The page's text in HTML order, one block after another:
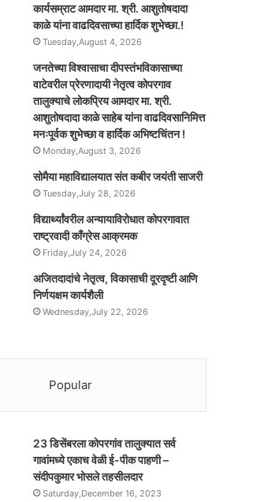
कार्यसम्राट आमदार मा. श्री. आशुतोषदादा
काळे यांना वाढदिवसाच्या हार्दिक शुभेच्छा.!
Tuesday,August 4, 2026
जनतेच्या विश्वासाचा दीपस्तंभविकासाच्या
वाटेवरील प्रेरणादायी नेतृत्व कोपरगाव
तालुक्याचे लोकप्रिय आमदार मा. श्री.
आशुतोषदादा काळे साहेब यांना वाढदिवसानिमित्त
मनःपूर्वक शुभेच्छा व हार्दिक अभिष्टचिंतन !
Monday,August 3, 2026
सोमैया महाविद्यालयात संत कबीर जयंती साजरी
Tuesday,July 28, 2026
विद्यार्थ्यांवरील अन्यायाविरोधात कोपरगावात
राष्ट्रवादी काँग्रेस आक्रमक
Friday,July 24, 2026
अजितदादांचे नेतृत्व, विकासाची दूरदृष्टी आणि
निर्णयक्षम कार्यशैली
Wednesday,July 22, 2026
Popular
23 डिसेंबरला कोपरगांव तालुक्‍यात सर्व
गावांमध्ये एकाच वेळी ई-पीक पाहणी –
संदीपकुमार भोसले तहसीलदार
Saturday,December 16, 2023